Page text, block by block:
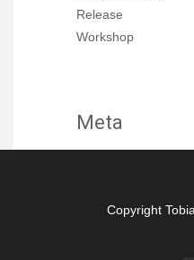
Release
Workshop
Meta
Comments feed
Copyright